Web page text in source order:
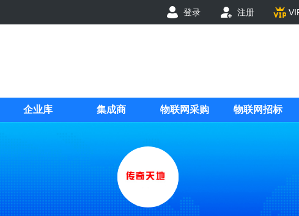
登录 注册
企业库 集成商 物联网采购 物联网招标